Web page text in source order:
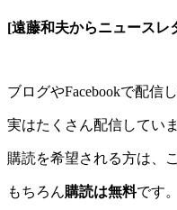
[遠藤和夫からニュースレ
ブログやFacebookで配信
実はたくさん配信していま
購読を希望される方は、
もちろん購読は無料です。